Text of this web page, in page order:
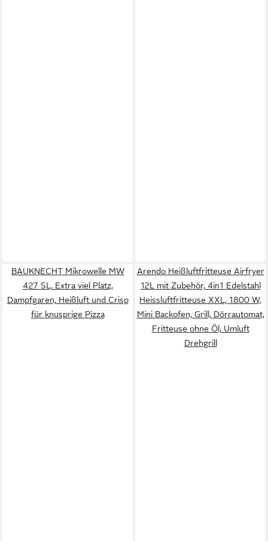
BAUKNECHT Mikrowelle MW
427 SL, Extra viel Platz,
Dampfgaren, Heißluft und Crisp
für knusprige Pizza
Arendo Heißluftfritteuse Airfryer
12L mit Zubehör, 4in1 Edelstahl
Heissluftfritteuse XXL, 1800 W,
Mini Backofen, Grill, Dörrautomat,
Fritteuse ohne Öl, Umluft
Drehgrill